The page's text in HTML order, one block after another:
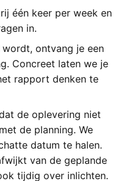
één keer per week en
in.
ontvang je een
Concreet laten we je
rapport denken te
de oplevering niet
de planning. We
datum te halen.
van de geplande
tijdig over inlichten.